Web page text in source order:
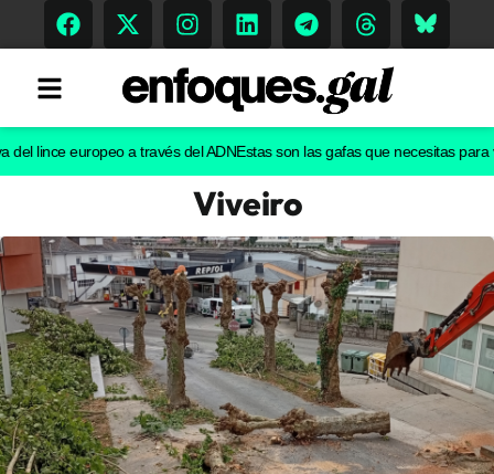
Memoria Histórica
Gastronomía
Escenarios
europeo a través del ADNEstas son las gafas que necesitas para ver
Viveiro